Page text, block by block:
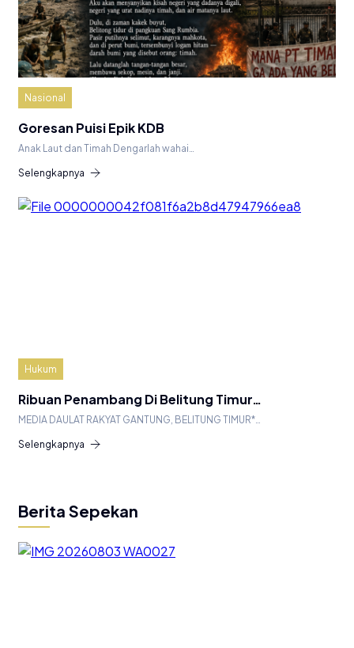
Nasional
Goresan Puisi Epik KDB
Anak Laut dan Timah Dengarlah wahai…
Selengkapnya
Hukum
Ribuan Penambang Di Belitung Timur…
MEDIA DAULAT RAKYAT GANTUNG, BELITUNG TIMUR*…
Selengkapnya
Berita Sepekan